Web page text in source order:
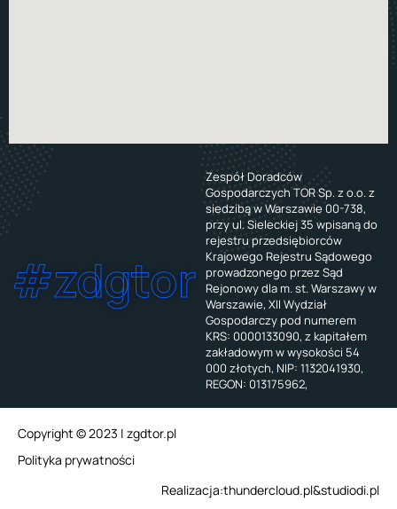
#zdgtor
Zespół Doradców
Gospodarczych TOR Sp. z o.o. z
siedzibą w Warszawie 00-738,
przy ul. Sieleckiej 35 wpisaną do
rejestru przedsiębiorców
Krajowego Rejestru Sądowego
prowadzonego przez Sąd
Rejonowy dla m. st. Warszawy w
Warszawie, XII Wydział
Gospodarczy pod numerem
KRS: 0000133090, z kapitałem
zakładowym w wysokości 54
000 złotych, NIP: 1132041930,
REGON: 013175962,
Copyright © 2023 | zgdtor.pl
Polityka prywatności
studiodi.pl
&
thundercloud.pl
Realizacja: